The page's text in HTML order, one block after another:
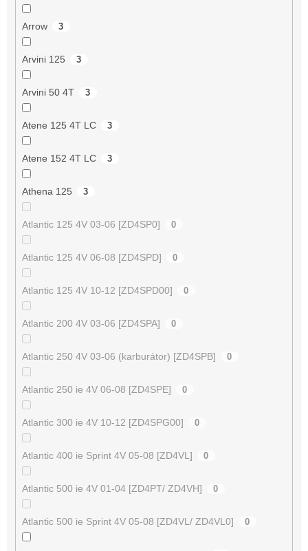
Arrow 3
Arvini 125 3
Arvini 50 4T 3
Atene 125 4T LC 3
Atene 152 4T LC 3
Athena 125 3
Atlantic 125 4V 03-06 [ZD4SP0] 0
Atlantic 125 4V 06-08 [ZD4SPD] 0
Atlantic 125 4V 10-12 [ZD4SPD00] 0
Atlantic 200 4V 03-06 [ZD4SPA] 0
Atlantic 250 4V 03-06 (karburátor) [ZD4SPB] 0
Atlantic 250 ie 4V 06-08 [ZD4SPE] 0
Atlantic 300 ie 4V 10-12 [ZD4SPG00] 0
Atlantic 400 ie Sprint 4V 05-08 [ZD4VL] 0
Atlantic 500 ie 4V 01-04 [ZD4PT/ ZD4VH] 0
Atlantic 500 ie Sprint 4V 05-08 [ZD4VL/ ZD4VL0] 0